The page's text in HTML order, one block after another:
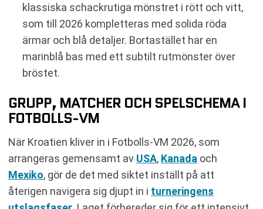
klassiska schackrutiga mönstret i rött och vitt,
som till 2026 kompletteras med solida röda
ärmar och blå detaljer. Bortastället har en
marinblå bas med ett subtilt rutmönster över
bröstet.
GRUPP, MATCHER OCH SPELSCHEMA I
FOTBOLLS-VM
När Kroatien kliver in i Fotbolls-VM 2026, som
arrangeras gemensamt av USA, Kanada och
Mexiko, gör de det med siktet inställt på att
återigen navigera sig djupt in i turneringens